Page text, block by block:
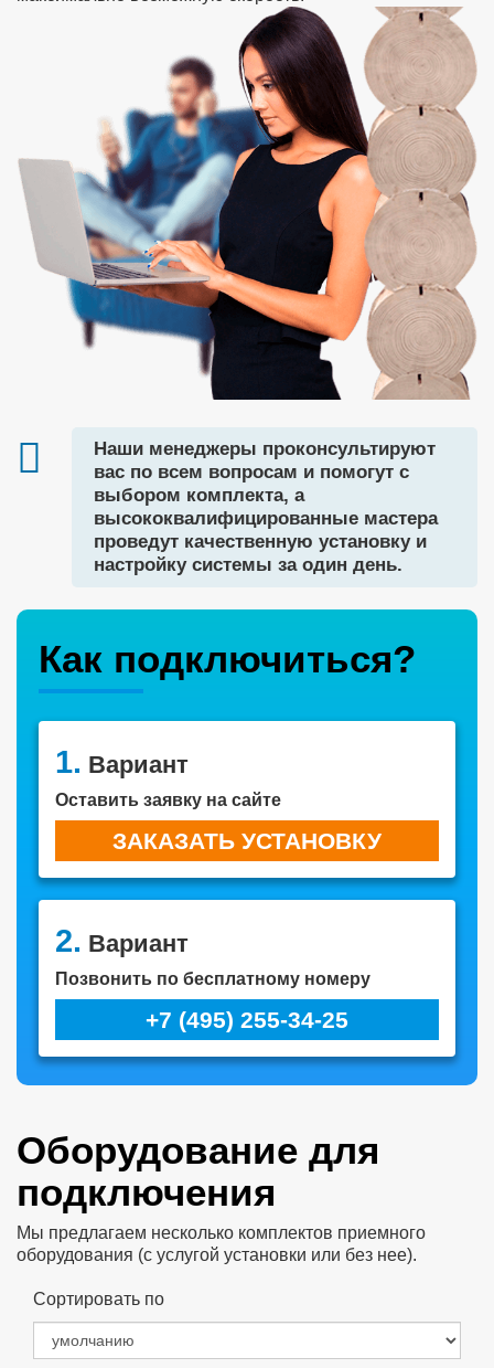
Наши менеджеры проконсультируют
вас по всем вопросам и помогут с
выбором комплекта, а
высококвалифицированные мастера
проведут качественную установку и
настройку системы за один день.
Как подключиться?
1. Вариант
Оставить заявку на сайте
ЗАКАЗАТЬ УСТАНОВКУ
2. Вариант
Позвонить по бесплатному номеру
+7 (495) 255-34-25
Оборудование для
подключения
Мы предлагаем несколько комплектов приемного
оборудования (с услугой установки или без нее).
Сортировать по